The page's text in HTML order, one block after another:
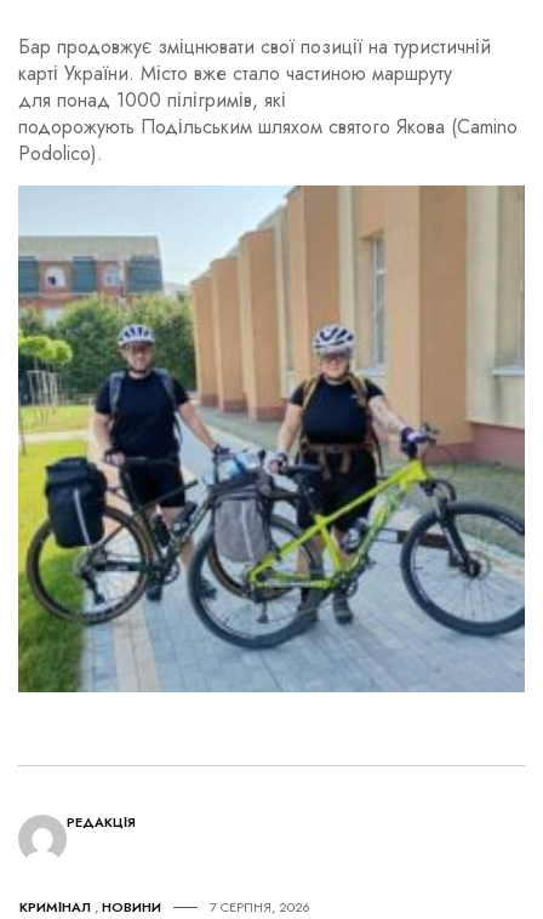
Бар продовжує зміцнювати свої позиції на туристичній
карті України. Місто вже стало частиною маршруту
для понад 1000 пілігримів, які
подорожують Подільським шляхом святого Якова (Camino
Podolico).
РЕДАКЦІЯ
КРИМІНАЛ ,НОВИНИ 7 СЕРПНЯ, 2026